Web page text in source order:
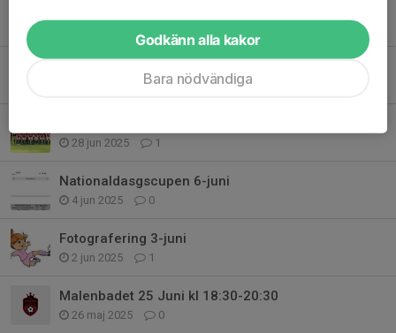
0
28 jun 2025 1
Nationaldasgscupen 6-juni
4 jun 2025 0
Fotografering 3-juni
2 jun 2025 1
Malenbadet 25 Juni kl 18:30-20:30
26 maj 2025 0
Godkänn alla kakor
Bara nödvändiga